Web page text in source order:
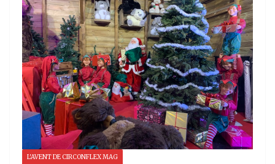
ra
m
o
o
k
n
L'AVENT DE CIRCONFLEX MAG